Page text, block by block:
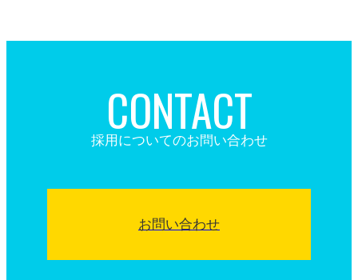
CONTACT
採用についてのお問い合わせ
お問い合わせ